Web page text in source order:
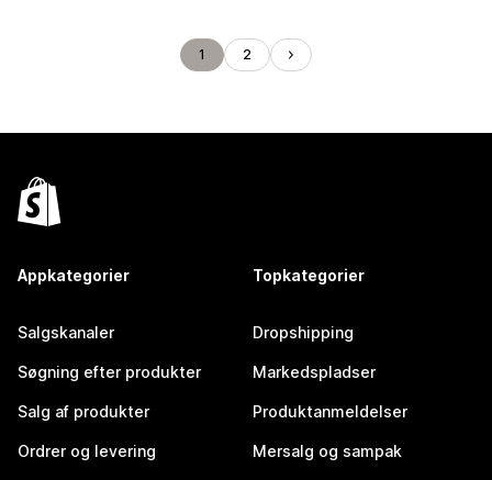
1 2
Appkategorier
Salgskanaler
Søgning efter produkter
Salg af produkter
Ordrer og levering
Topkategorier
Dropshipping
Markedspladser
Produktanmeldelser
Mersalg og sampak